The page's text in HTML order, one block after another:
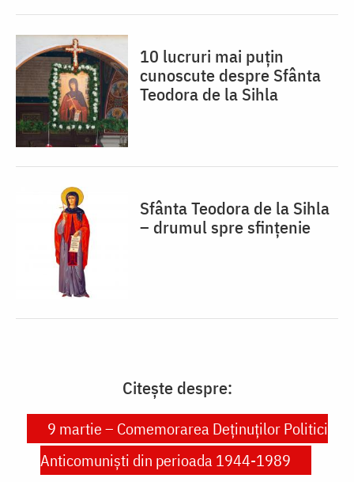
10 lucruri mai puțin
cunoscute despre Sfânta
Teodora de la Sihla
Sfânta Teodora de la Sihla
– drumul spre sfințenie
Citește despre:
9 martie – Comemorarea Deținuților Politici
Anticomuniști din perioada 1944-1989